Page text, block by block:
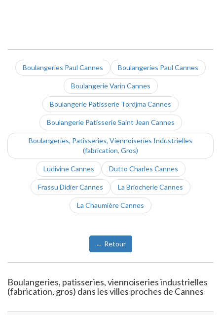
Boulangeries Paul Cannes Boulangeries Paul Cannes
Boulangerie Varin Cannes
Boulangerie Patisserie Tordjma Cannes
Boulangerie Patisserie Saint Jean Cannes
Boulangeries, Patisseries, Viennoiseries Industrielles
(fabrication, Gros)
Ludivine Cannes Dutto Charles Cannes
Frassu Didier Cannes La Briocherie Cannes
La Chaumière Cannes
← Retour
Boulangeries, patisseries, viennoiseries industrielles
(fabrication, gros) dans les villes proches de Cannes